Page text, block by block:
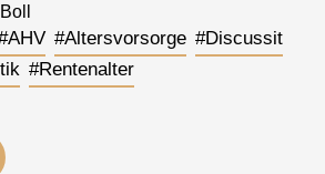
#Altersvorsorge #Discussit
#Rentenalter